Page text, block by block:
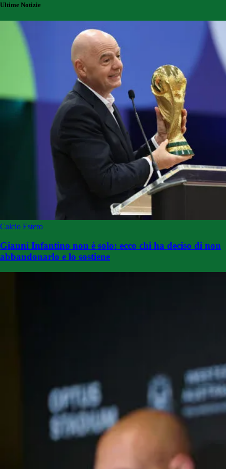
Ultime Notizie
Calcio Estero
Gianni Infantino non è solo: ecco chi ha deciso di non
abbandonarlo e lo sostiene